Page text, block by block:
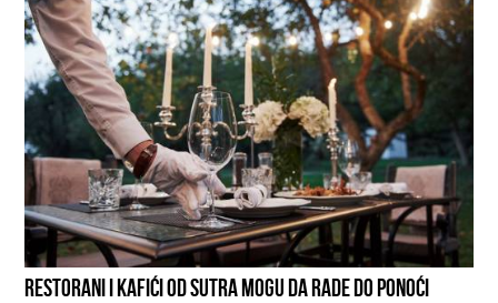
RESTORANI I KAFIĆI OD SUTRA MOGU DA RADE DO PONOĆI